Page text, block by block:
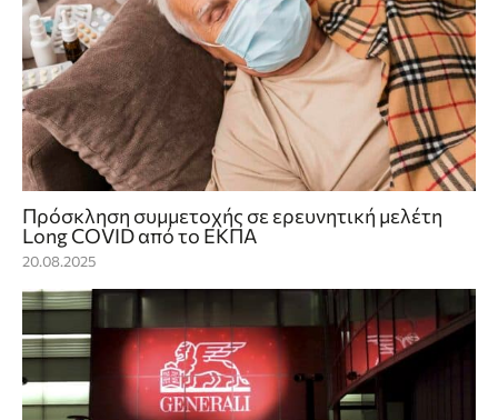
Πρόσκληση συμμετοχής σε ερευνητική μελέτη
Long COVID από το ΕΚΠΑ
20.08.2025